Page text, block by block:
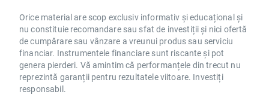
Orice material are scop exclusiv informativ și educațional și
nu constituie recomandare sau sfat de investiții și nici ofertă
de cumpărare sau vânzare a vreunui produs sau serviciu
financiar. Instrumentele financiare sunt riscante și pot
genera pierderi. Vă amintim că performanțele din trecut nu
reprezintă garanții pentru rezultatele viitoare. Investiți
responsabil.